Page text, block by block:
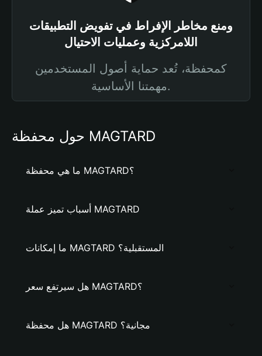
ومنع مخاطر الإفراط في تفويض التطبيقات
اللامركزية وعمليات الاحتيال
كمحفظة، تُعد حماية أصول المستخدمين
مهمتنا الأساسية.
حول محفظة MAGTARD
ما هي محفظة MAGTARD؟
أسباب تميز عملة MAGTARD
ما إمكانات MAGTARD المستقبلية؟
هل سيرتفع سعر MAGTARD؟
هل محفظة MAGTARD مجانية؟